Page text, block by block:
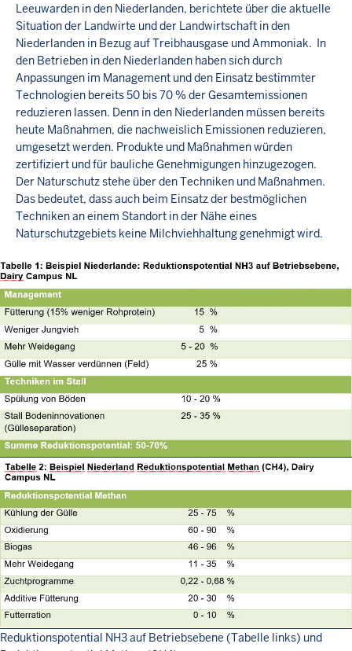
Leeuwarden in den Niederlanden, berichtete über die aktuelle
Situation der Landwirte und der Landwirtschaft in den
Niederlanden in Bezug auf Treibhausgase und Ammoniak. In
den Betrieben in den Niederlanden haben sich durch
Anpassungen im Management und den Einsatz bestimmter
Technologien bereits 50 bis 70 % der Gesamtemissionen
reduzieren lassen. Denn in den Niederlanden müssen bereits
heute Maßnahmen, die nachweislich Emissionen reduzieren,
umgesetzt werden. Produkte und Maßnahmen würden
zertifiziert und für bauliche Genehmigungen hinzugezogen.
Der Naturschutz stehe über den Techniken und Maßnahmen.
Das bedeutet, dass auch beim Einsatz der bestmöglichen
Techniken an einem Standort in der Nähe eines
Naturschutzgebiets keine Milchviehhaltung genehmigt wird.
Reduktionspotential NH3 auf Betriebsebene (Tabelle links) und